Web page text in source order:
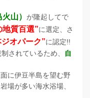
山） が隆起してで
地質百選”に選定、さ
ジオパーク”に認定!!
されているため、
自
に伊豆半島を望む野
場が多い海水浴場、